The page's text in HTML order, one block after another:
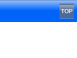
TOP